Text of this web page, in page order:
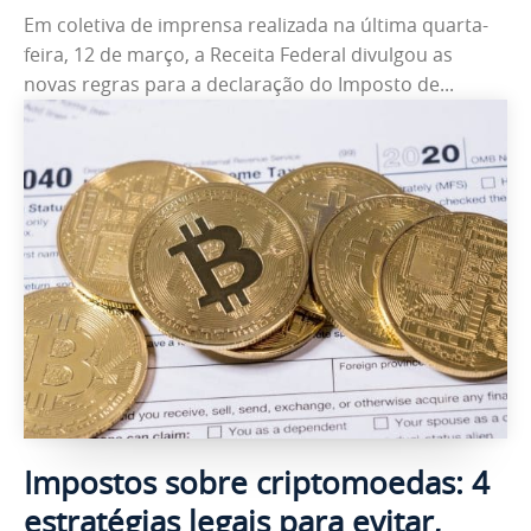
Em coletiva de imprensa realizada na última quarta-
feira, 12 de março, a Receita Federal divulgou as
novas regras para a declaração do Imposto de...
Impostos sobre criptomoedas: 4
estratégias legais para evitar,